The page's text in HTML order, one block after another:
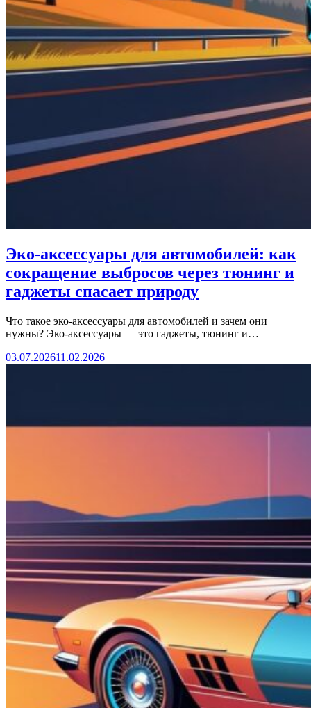
Эко-аксессуары для автомобилей: как
сокращение выбросов через тюнинг и
гаджеты спасает природу
Что такое эко-аксессуары для автомобилей и зачем они
нужны? Эко-аксессуары — это гаджеты, тюнинг и…
03.07.202611.02.2026